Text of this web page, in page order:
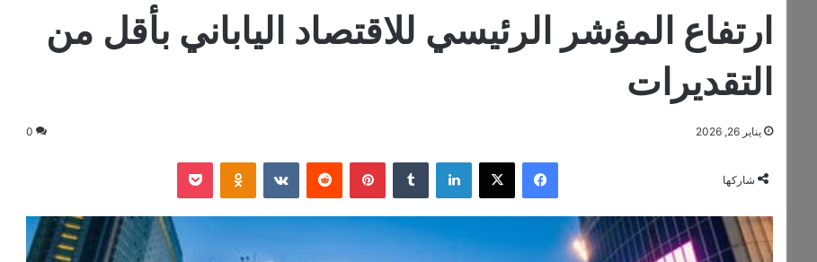
ارتفاع المؤشر الرئيسي للاقتصاد الياباني بأقل من
التقديرات
يناير 26, 2026 0
شاركها
فيسبوك ‫X لينكدإن ‏Tumblr بينتيريست ‏Reddit
‏VKontakte
Odnoklassniki
‫Pocket